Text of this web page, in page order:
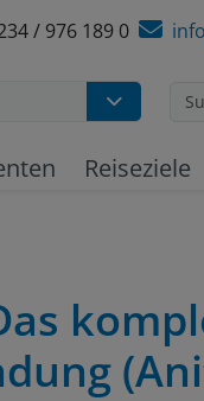
/ 976 189 0
Reiseziele